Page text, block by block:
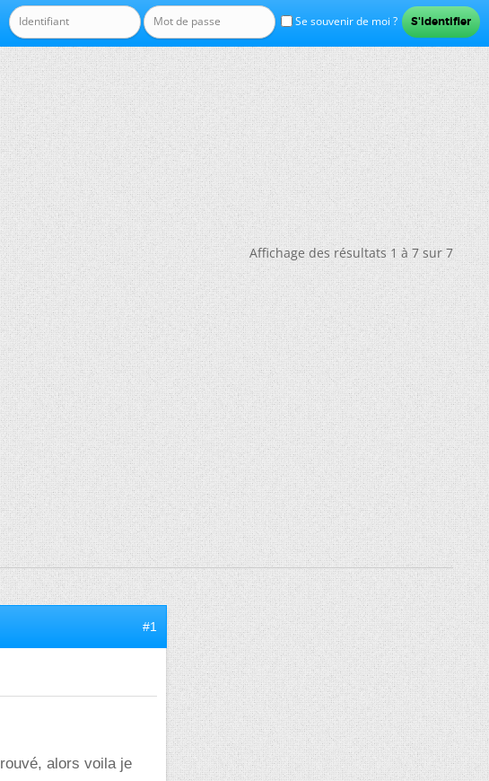
Se souvenir de moi ?
Affichage des résultats 1 à 7 sur 7
#1
alors voila je